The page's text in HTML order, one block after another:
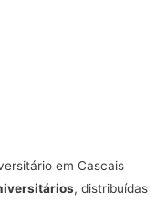
em Cascais
, distribuídas